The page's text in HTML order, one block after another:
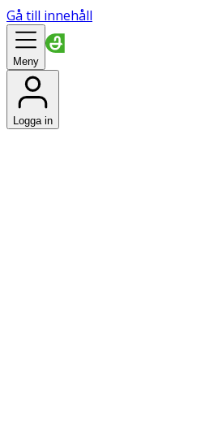
Gå till innehåll
Meny
Logga in